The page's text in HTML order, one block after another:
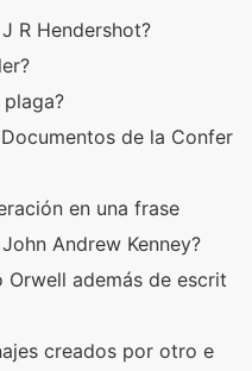
R Hendershot?
de la Confer
en una frase
Andrew Kenney?
además de escrit
creados por otro e